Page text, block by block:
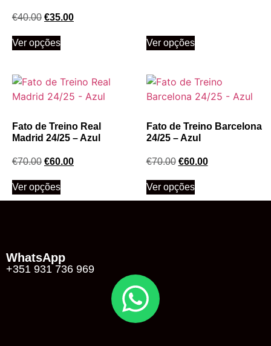
€40.00 €35.00
Ver opções Ver opções
Fato de Treino Real
Madrid 24/25 – Azul
€70.00 €60.00
Ver opções
Fato de Treino Barcelona
24/25 – Azul
€70.00 €60.00
Ver opções
WhatsApp
+351 931 736 969